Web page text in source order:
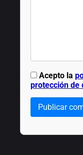
Acepto la
protección de
Publicar